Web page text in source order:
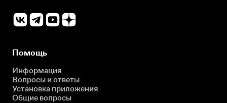
Помощь
Информация
Вопросы и ответы
Установка приложения
Общие вопросы